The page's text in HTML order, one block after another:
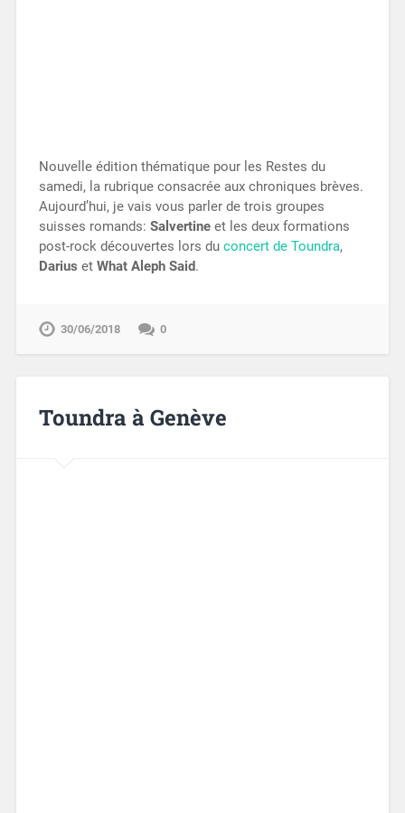
Nouvelle édition thématique pour les Restes du
samedi, la rubrique consacrée aux chroniques brèves.
Aujourd’hui, je vais vous parler de trois groupes
suisses romands: Salvertineet les deux formations
post-rock découvertes lors du concert de Toundra,
Darius et What Aleph Said.
30/06/2018 0
Toundra à Genève